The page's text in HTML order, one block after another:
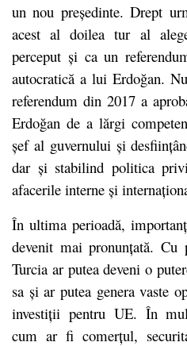
un nou președinte. Drept
acest al doilea tur al
perceput și ca un
autocratică a lui Erdoğan.
referendum din 2017 a
Erdoğan de a lărgi
șef al guvernului și
dar și stabilind politica
afacerile interne și
În ultima perioadă,
devenit mai pronunțată. Cu
Turcia ar putea deveni o
sa și ar putea genera vaste
investiții pentru UE. În
cum ar fi comerțul,